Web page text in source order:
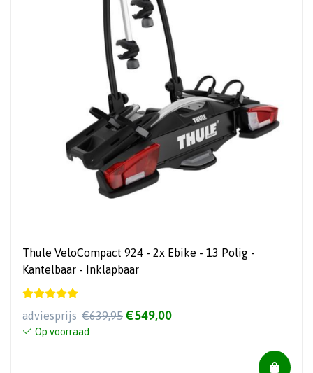
Thule VeloCompact 924 - 2x Ebike - 13 Polig -
Kantelbaar - Inklapbaar
adviesprijs €639,95 €549,00
Op voorraad